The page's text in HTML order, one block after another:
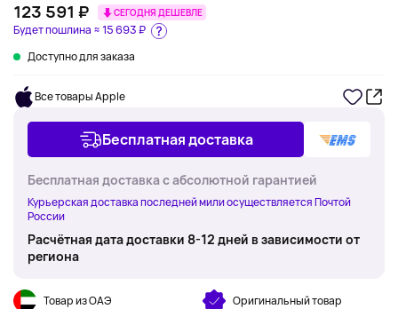
Будет пошлина ≈15 693 ₽
123 591 ₽ СЕГОДНЯ ДЕШЕВЛЕ
Доступно для заказа
Все товары Apple
Бесплатная доставка
Бесплатная доставка с абсолютной гарантией
Курьерская доставка последней мили осуществляется Почтой
России
Расчётная дата доставки 8-12 дней в зависимости от
региона
Товар из ОАЭ Оригинальный товар